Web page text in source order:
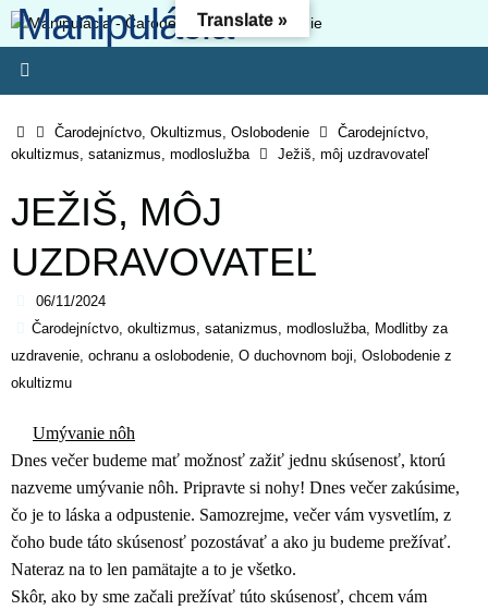
Skip
content
Manipulácia -
Čarodejníctvo -
Oslobodenie
Kresťanský web - Môj ľud hynie, lebo nemá poznania. Pretože si
Zákon svojho Boha si zabudol, aj ja zabudnem na tvojich synov.
4:6) Lebo odbojnosť je (ako) hriech čarodejníctva, svojvoľnosť je
(ako) hriech modlárstva. Pretože si pohrdol Pánovým slovom,
HomeČarodejníctvo, Okultizmus, Oslobodenie
Čarodejníctvo,
okultizmus, satanizmus, modloslužba
Ježiš, môj uzdravovateľ
JEŽIŠ, MÔJ
UZDRAVOVATEĽ
06/11/2024
Čarodejníctvo, okultizmus, satanizmus, modloslužba, Modlitby za
uzdravenie, ochranu a oslobodenie, O duchovnom boji, Oslobodenie z
okultizmu
Umývanie nôh
Dnes večer budeme mať možnosť zažiť jednu skúsenosť, ktorú
nazveme umývanie nôh. Pripravte si nohy! Dnes večer zakúsime,
čo je to láska a odpustenie. Samozrejme, večer vám vysvetlím, z
čoho bude táto skúsenosť pozostávať a ako ju budeme prežívať.
Nateraz na to len pamätajte a to je všetko.
Skôr, ako by sme začali prežívať túto skúsenosť, chcem vám
Translate »